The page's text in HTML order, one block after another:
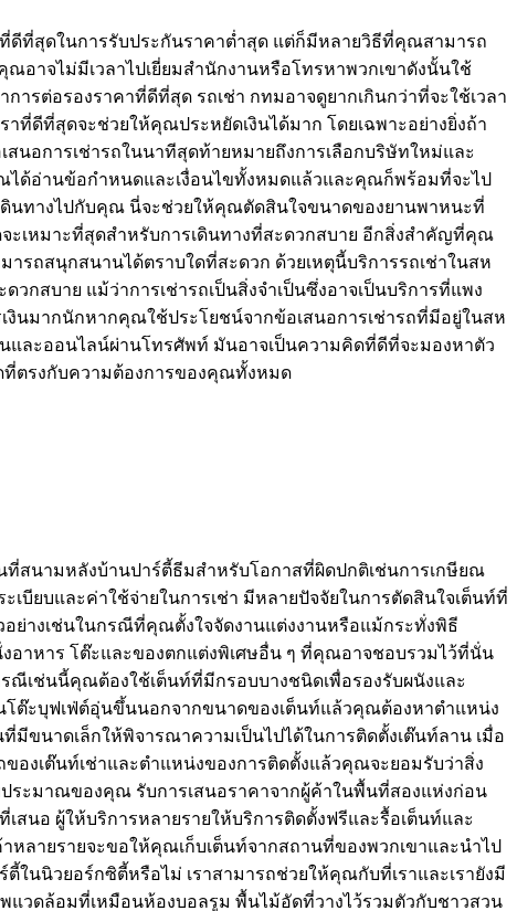
ดีที่สุดในการรับประกันราคาต่ำสุด แต่ก็มีหลายวิธีที่คุณสามารถ
อาจไม่มีเวลาไปเยี่ยมสำนักงานหรือโทรหาพวกเขาดังนั้นใช้
รต่อรองราคาที่ดีที่สุด รถเช่า กทมอาจดูยากเกินกว่าที่จะใช้เวลา
ที่ดีที่สุดจะช่วยให้คุณประหยัดเงินได้มาก โดยเฉพาะอย่างยิ่งถ้า
อการเช่ารถในนาทีสุดท้ายหมายถึงการเลือกบริษัทใหม่และ
ได้อ่านข้อกำหนดและเงื่อนไขทั้งหมดแล้วและคุณก็พร้อมที่จะไป
นทางไปกับคุณ นี่จะช่วยให้คุณตัดสินใจขนาดของยานพาหนะที่
เหมาะที่สุดสำหรับการเดินทางที่สะดวกสบาย อีกสิ่งสำคัญที่คุณ
รถสนุกสนานได้ตราบใดที่สะดวก ด้วยเหตุนี้บริการรถเช่าในสห
กสบาย แม้ว่าการเช่ารถเป็นสิ่งจำเป็นซึ่งอาจเป็นบริการที่แพง
งินมากนักหากคุณใช้ประโยชน์จากข้อเสนอการเช่ารถที่มีอยู่ในสห
และออนไลน์ผ่านโทรศัพท์ มันอาจเป็นความคิดที่ดีที่จะมองหาตัว
ที่ตรงกับความต้องการของคุณทั้งหมด
ที่สนามหลังบ้านปาร์ตี้ธีมสำหรับโอกาสที่ผิดปกติเช่นการเกษียณ
บียบและค่าใช้จ่ายในการเช่า มีหลายปัจจัยในการตัดสินใจเต็นท์ที่
ย่างเช่นในกรณีที่คุณตั้งใจจัดงานแต่งงานหรือแม้กระทั่งพิธี
อาหาร โต๊ะและของตกแต่งพิเศษอื่น ๆ ที่คุณอาจชอบรวมไว้ที่นั่น
ณีเช่นนี้คุณต้องใช้เต็นท์ที่มีกรอบบางชนิดเพื่อรองรับผนังและ
ต๊ะบุฟเฟ่ต์อุ่นขึ้นนอกจากขนาดของเต็นท์แล้วคุณต้องหาตำแหน่ง
ขนาดเล็กให้พิจารณาความเป็นไปได้ในการติดตั้งเต๊นท์ลาน เมื่อ
งเต๊นท์เช่าและตำแหน่งของการติดตั้งแล้วคุณจะยอมรับว่าสิ่ง
ระมาณของคุณ รับการเสนอราคาจากผู้ค้าในพื้นที่สองแห่งก่อน
นอ ผู้ให้บริการหลายรายให้บริการติดตั้งฟรีและรื้อเต็นท์และ
ลายรายจะขอให้คุณเก็บเต็นท์จากสถานที่ของพวกเขาและนำไป
นนิวยอร์กซิตี้หรือไม่ เราสามารถช่วยให้คุณกับที่เราและเรายังมี
พแวดล้อมที่เหมือนห้องบอลรูม พื้นไม้อัดที่วางไว้รวมตัวกับชาวสวน